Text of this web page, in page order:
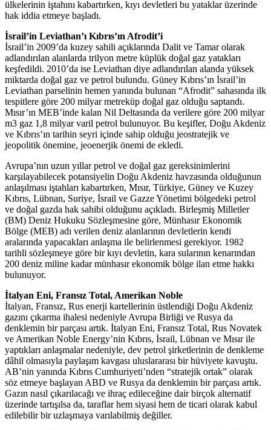
ülkelerinin iştahını kabartırken, kıyı devletleri bu yataklar üzerinde
hak iddia etmeye başladı.
İsrail’in Leviathan’ı Kıbrıs’ın Afrodit’i
İsrail’in 2009’da kuzey sahili açıklarında Dalit ve Tamar olarak
adlandırılan alanlarda trilyon metre küplük doğal gaz yatakları
keşfedildi. 2010’da ise Leviathan diye adlandırılan alanda yüksek
miktarda doğal gaz ve petrol bulundu. Güney Kıbrıs’ın İsrail’in
Leviathan parselinin hemen yanında bulunan “Afrodit” sahasında ilk
tespitlere göre 200 milyar metreküp doğal gaz olduğu saptandı.
Mısır’ın MEB’inde kalan Nil Deltasında da verilere göre 200 milyar
m3 gaz 1,8 milyar varil petrol bulunuyor. Bu keşifler, Doğu Akdeniz
ve Kıbrıs’ın tarihin seyri içinde sahip olduğu jeostratejik ve
jeopolitik önemine, jeoenerjik önemi de ekledi.
Avrupa’nın uzun yıllar petrol ve doğal gaz gereksinimlerini
karşılayabilecek potansiyelin Doğu Akdeniz havzasında olduğunun
anlaşılması iştahları kabartırken, Mısır, Türkiye, Güney ve Kuzey
Kıbrıs, Lübnan, Suriye, İsrail ve Gazze Yönetimi bölgedeki petrol
ve doğal gazda hak sahibi olduğunu açıkladı. Birleşmiş Milletler
(BM) Deniz Hukuku Sözleşmesine göre, Münhasır Ekonomik
Bölge (MEB) adı verilen deniz alanlarının devletlerin kendi
aralarında yapacakları anlaşma ile belirlenmesi gerekiyor. 1982
tarihli sözleşmeye göre bir kıyı devletin, kara sularının kenarından
200 deniz miline kadar münhasır ekonomik bölge ilan etme hakkı
bulunuyor.
İtalyan Eni, Fransız Total, Amerikan Noble
İtalyan, Fransız, Rus enerji kartellerinin üstlendiği Doğu Akdeniz
gazını çıkarma ihalesi nedeniyle Avrupa Birliği ve Rusya da
denklemin bir parçası artık. İtalyan Eni, Fransız Total, Rus Novatek
ve Amerikan Noble Energy’nin Kıbrıs, İsrail, Lübnan ve Mısır ile
yaptıkları anlaşmalar nedeniyle, dev petrol şirketlerinin de denkleme
dâhil olmasıyla paylaşım kavgası uluslararası bir hüviyete kavuştu.
AB’nin yanında Kıbrıs Cumhuriyeti’nden “stratejik ortak” olarak
söz etmeye başlayan ABD ve Rusya da denklemin bir parçası artık.
Gazın nasıl çıkarılacağı ve ihraç edileceğine dair birçok alternatif
üzerinde tartışılsa da, taraflar hem siyasi hem de ticari olarak kabul
edilebilir bir uzlaşmaya varılabilmiş değiller.